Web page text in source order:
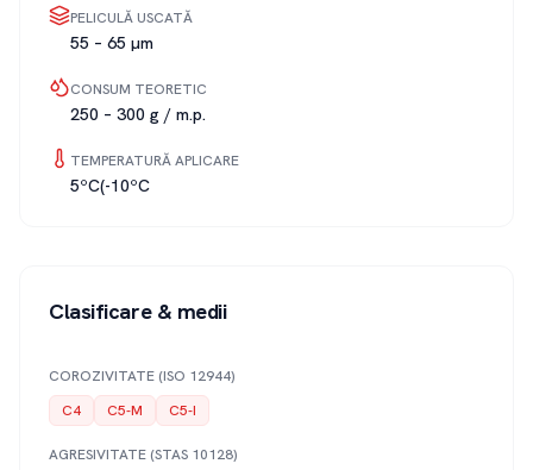
PELICULĂ USCATĂ
55 – 65 µm
CONSUM TEORETIC
250 – 300 g / m.p.
TEMPERATURĂ APLICARE
5ºC(-10ºC
Clasificare & medii
COROZIVITATE (ISO 12944)
C4
C5-M C5-I
AGRESIVITATE (STAS 10128)